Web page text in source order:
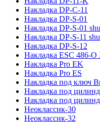
Накладка DP-C-11
Накладка DP-S-01
Накладка DP-S-01
Накладка DP-S-11
Накладка DP-S-12
Накладка ESC 486-O
Накладка Pro EK
Накладка Pro ES
Накладка под ключ
Накладка под
Накладка под
Неоклассик-30
Неоклассик-32